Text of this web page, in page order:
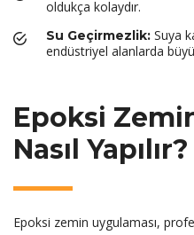
oldukça kolaydır.
Su Geçirmezlik: Suya
endüstriyel alanlarda
Epoksi
Nasıl Yapılır?
Epoksi zemin uygulaması,